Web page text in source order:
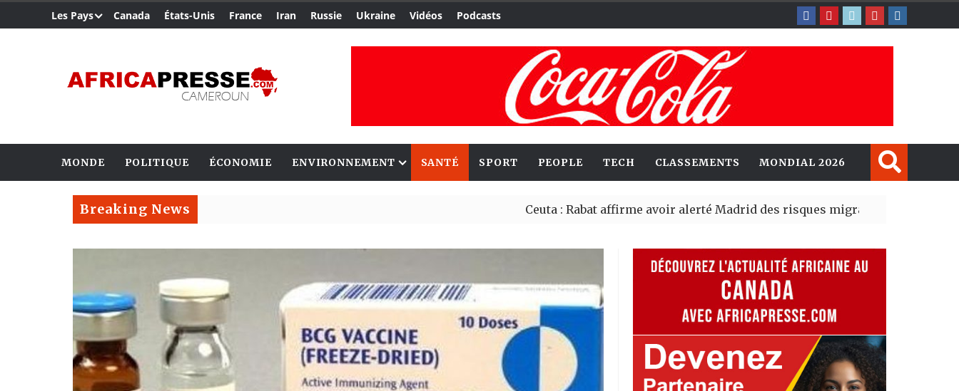
Les Pays Canada États-Unis France Iran Russie Ukraine Vidéos Podcasts
MONDE POLITIQUE ÉCONOMIE ENVIRONNEMENT SANTÉ SPORT PEOPLE TECH CLASSEMENTS MONDIAL 2026
Breaking News Ceuta : Rabat affirme avoir alerté Madrid des risques migratoires dès juillet